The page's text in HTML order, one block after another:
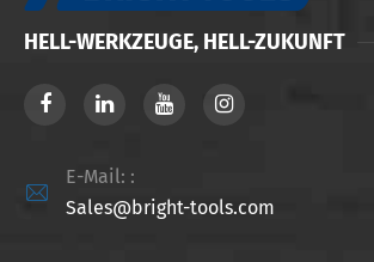
HELL-WERKZEUGE, HELL-ZUKUNFT

E-Mail: :
Sales@bright-tools.com